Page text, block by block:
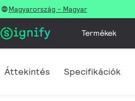
Magyarország - Magyar
Termékek
Áttekintés Specifikációk